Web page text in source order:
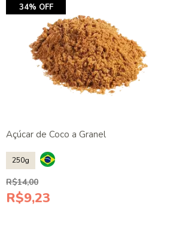
34% OFF
Açúcar de Coco a Granel
250g
R$14,00
R$9,23